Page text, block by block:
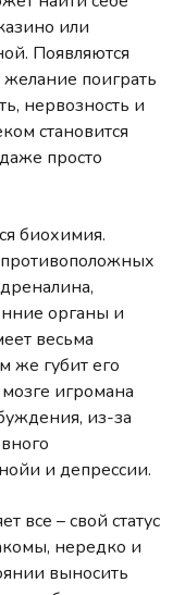
или
Появляются
поиграть
нервозность и
становится
просто
биохимия.
органы и
весьма
же губит его
игромана
из-за
и депрессии.
все – свой статус
нередко и
выносить